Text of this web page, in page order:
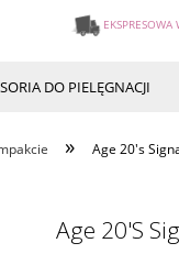
EKSPRESOWA
DO PIELĘGNACJI
» Age 20's
Age 20's